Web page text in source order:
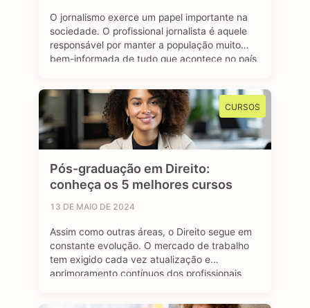
O jornalismo exerce um papel importante na
sociedade. O profissional jornalista é aquele
responsável por manter a população muito
bem-informada de tudo que acontece no país
Através de diferentes plataformas, como
revistas, jornais, rádio e a internet, o jornalista
consegue atuar …
CURSOS
Pós-graduação em Direito:
conheça os 5 melhores cursos
13 DE MAIO DE 2024
Assim como outras áreas, o Direito segue em
constante evolução. O mercado de trabalho
tem exigido cada vez atualização e
aprimoramento contínuos dos profissionais
emprego no setor jurídico. A pós-graduação